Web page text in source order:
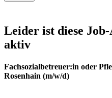
Leider ist diese
aktiv
Fachsozialbetreuer:in oder
Rosenhain (m/w/d)